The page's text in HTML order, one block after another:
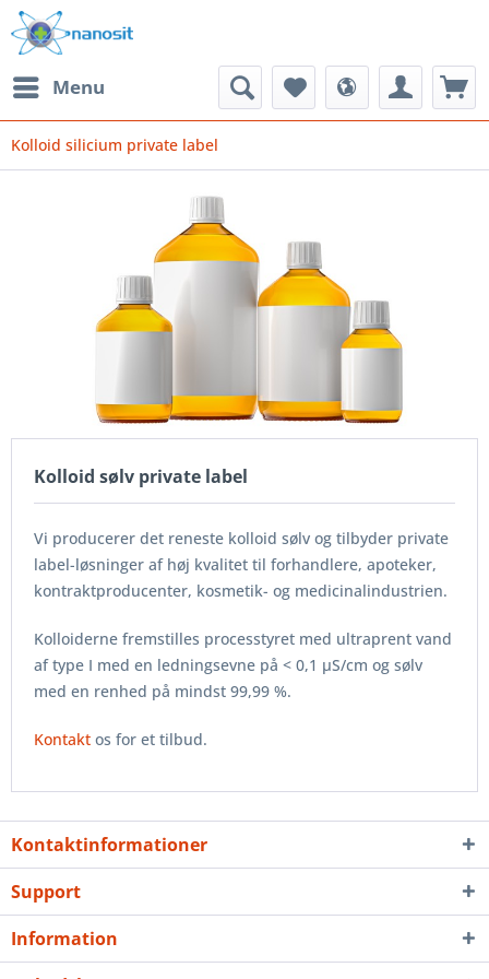
Menu
Kolloid silicium private label
Kolloid sølv private label
Vi producerer det reneste kolloid sølv og tilbyder private
label-løsninger af høj kvalitet til forhandlere, apoteker,
kontraktproducenter, kosmetik- og medicinalindustrien.
Kolloiderne fremstilles processtyret med ultraprent vand
af type I med en ledningsevne på < 0,1 µS/cm og sølv
med en renhed på mindst 99,99 %.
Kontakt os for et tilbud.
Kontaktinformationer
Support
Information